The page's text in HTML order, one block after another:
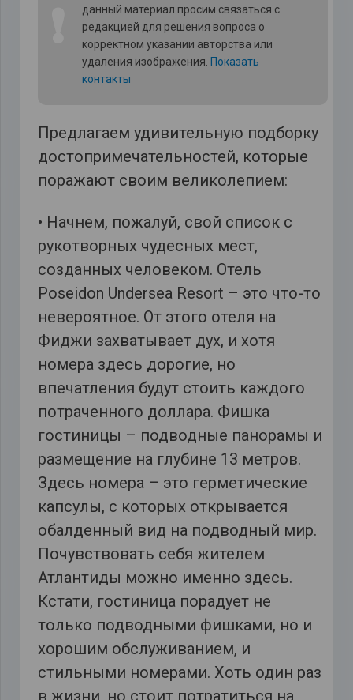
данный материал просим связаться с
редакцией для решения вопроса о
корректном указании авторства или
удаления изображения. Показать
контакты
Предлагаем удивительную подборку
достопримечательностей, которые
поражают своим великолепием:
• Начнем, пожалуй, свой список с
рукотворных чудесных мест,
созданных человеком. Отель
Poseidon Undersea Resort – это что-то
невероятное. От этого отеля на
Фиджи захватывает дух, и хотя
номера здесь дорогие, но
впечатления будут стоить каждого
потраченного доллара. Фишка
гостиницы – подводные панорамы и
размещение на глубине 13 метров.
Здесь номера – это герметические
капсулы, с которых открывается
обалденный вид на подводный мир.
Почувствовать себя жителем
Атлантиды можно именно здесь.
Кстати, гостиница порадует не
только подводными фишками, но и
хорошим обслуживанием, и
стильными номерами. Хоть один раз
в жизни, но стоит потратиться на